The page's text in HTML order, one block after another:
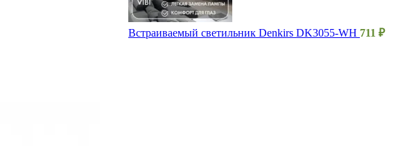
Встраиваемый светильник Denkirs DK3055-WH 711 ₽